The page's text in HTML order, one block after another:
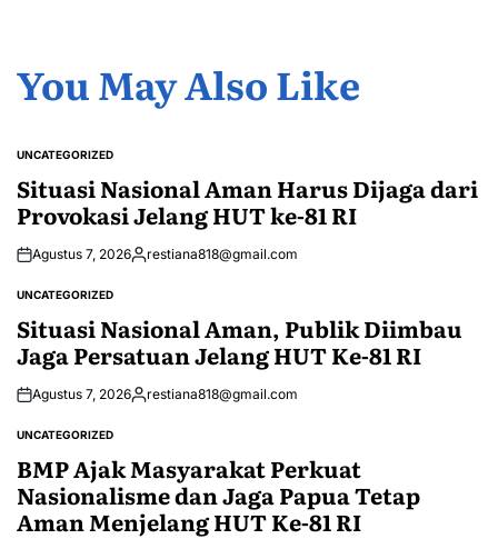
You May Also Like
POSTED
UNCATEGORIZED
Situasi Nasional Aman Harus Dijaga dari
Provokasi Jelang HUT ke-81 RI
Agustus 7, 2026Posted
restiana818@gmail.com
POSTED
UNCATEGORIZED
Situasi Nasional Aman, Publik Diimbau
Jaga Persatuan Jelang HUT Ke-81 RI
Agustus 7, 2026Posted
restiana818@gmail.com
POSTED
UNCATEGORIZED
BMP Ajak Masyarakat Perkuat
Nasionalisme dan Jaga Papua Tetap
Aman Menjelang HUT Ke-81 RI